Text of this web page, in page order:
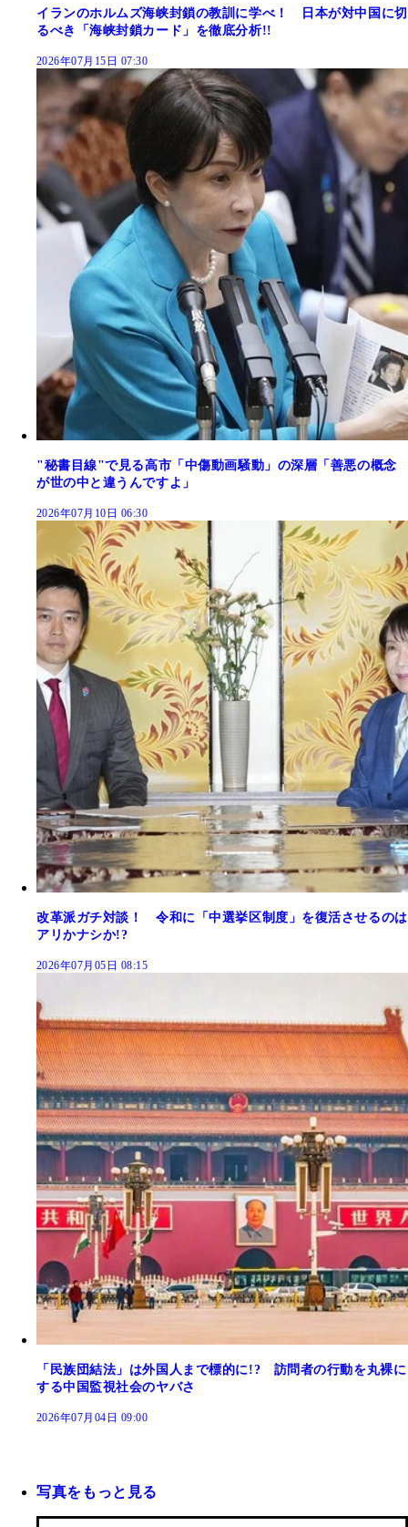
イランのホルムズ海峡封鎖の教訓に学べ！ 日本が対中国に切
るべき「海峡封鎖カード」を徹底分析!!
2026年07月15日 07:30
"秘書目線"で見る高市「中傷動画騒動」の深層「善悪の概念
が世の中と違うんですよ」
2026年07月10日 06:30
改革派ガチ対談！ 令和に「中選挙区制度」を復活させるのは
アリかナシか!?
2026年07月05日 08:15
「民族団結法」は外国人まで標的に!? 訪問者の行動を丸裸に
する中国監視社会のヤバさ
2026年07月04日 09:00
写真をもっと見る